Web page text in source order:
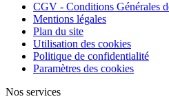
CGV - Conditions Générales
Mentions légales
Plan du site
Utilisation des cookies
Politique de confidentialité
Paramètres des cookies
Nos services